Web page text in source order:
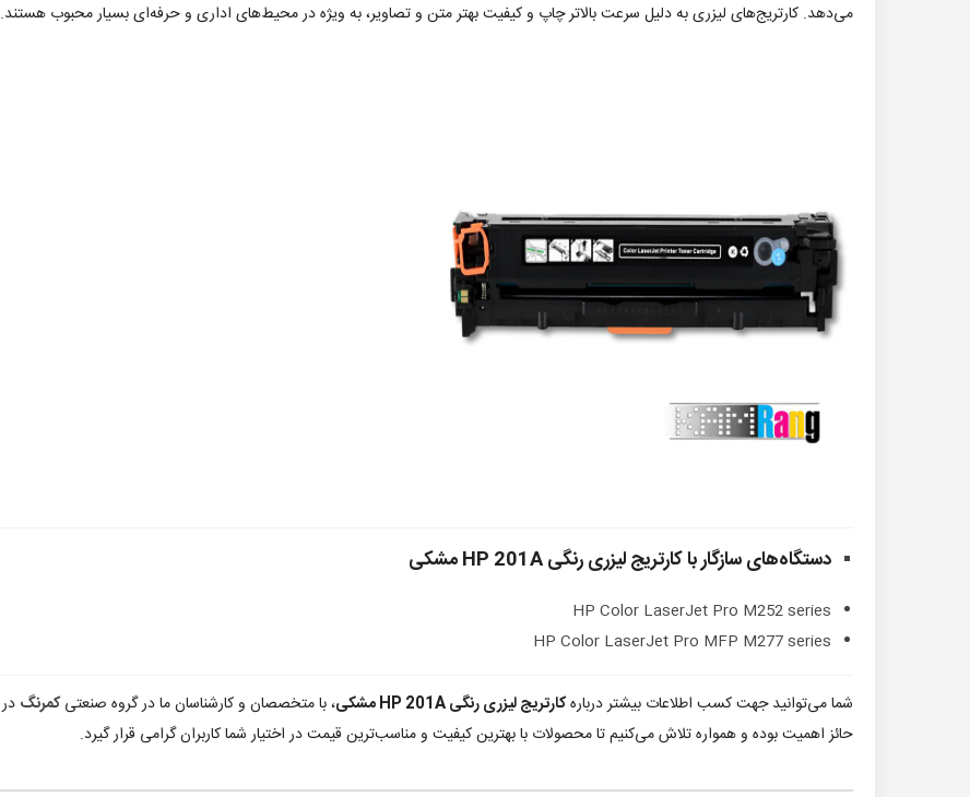
می‌دهد. کارتریج‌های لیزری به دلیل سرعت بالاتر چاپ و کیفیت بهتر متن و تصاویر، به ویژه در محیط‌های اداری و حرفه‌ای بسیار محبوب هستند.
دستگاه‌های سازگار با کارتریج لیزری رنگی HP 201A مشکی
HP Color LaserJet Pro M252 series
HP Color LaserJet Pro MFP M277 series
شما می‌توانید جهت کسب اطلاعات بیشتر دربارهکارتریج لیزری رنگی HP 201A مشکی ، با متخصصان و کارشناسان ما در گروه صنعتیکمرنگ در
حائز اهمیت بوده و همواره تلاش می‌کنیم تا محصولات با بهترین کیفیت و مناسب‌ترین قیمت در اختیار شما کاربران گرامی قرار گیرد.